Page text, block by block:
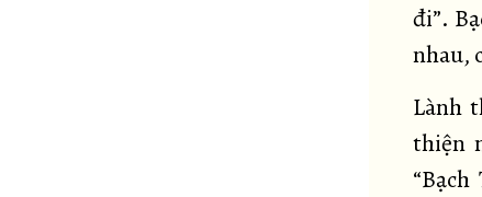
đi”.
nhau,
Lành
thiện